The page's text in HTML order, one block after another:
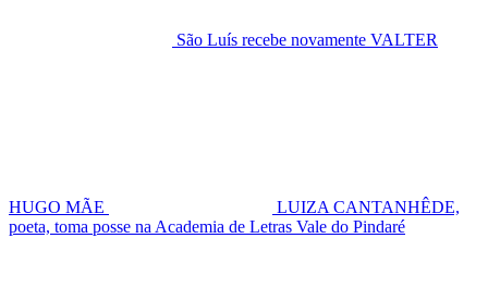
São Luís recebe novamente VALTER
HUGO MÃE
LUIZA CANTANHÊDE,
poeta, toma posse na Academia de Letras Vale do Pindaré